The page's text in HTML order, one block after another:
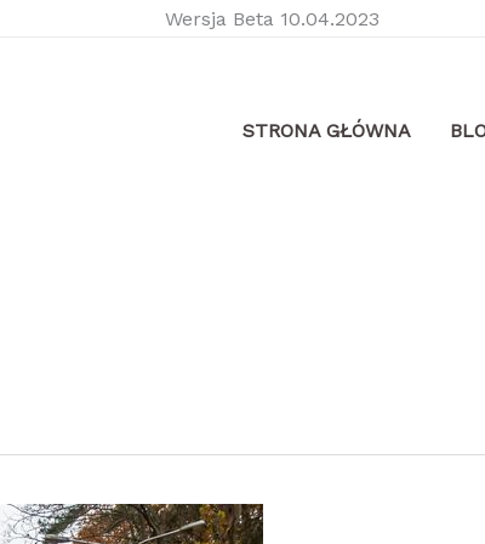
Wersja Beta 10.04.2023
STRONA GŁÓWNA